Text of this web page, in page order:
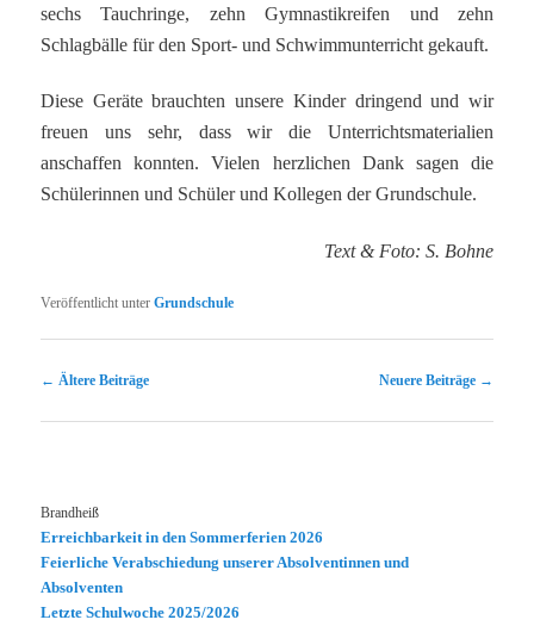
sechs Tauchringe, zehn Gymnastikreifen und zehn
Schlagbälle für den Sport- und Schwimmunterricht gekauft.
Diese Geräte brauchten unsere Kinder dringend und wir
freuen uns sehr, dass wir die Unterrichtsmaterialien
anschaffen konnten. Vielen herzlichen Dank sagen die
Schülerinnen und Schüler und Kollegen der Grundschule.
Text & Foto: S. Bohne
Veröffentlicht unter Grundschule
Beitragsnavigation
← Ältere Beiträge Neuere Beiträge →
Brandheiß
Erreichbarkeit in den Sommerferien 2026
Feierliche Verabschiedung unserer Absolventinnen und
Absolventen
Letzte Schulwoche 2025/2026